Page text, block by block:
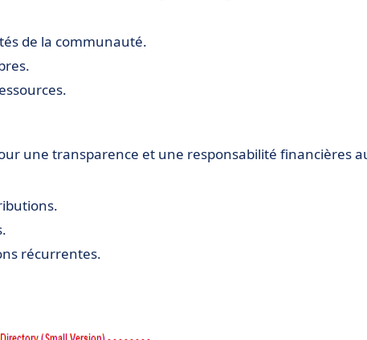
de la communauté.
une transparence et une responsabilité financières
récurrentes.